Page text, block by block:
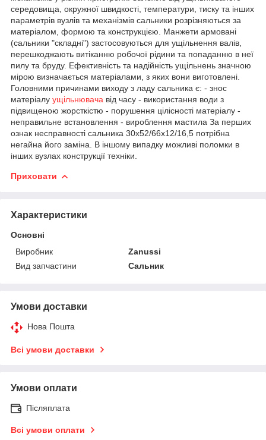
середовища, окружної швидкості, температури, тиску та інших
параметрів вузлів та механізмів сальники розрізняються за
матеріалом, формою та конструкцією. Манжети армовані
(сальники "складні") застосовуються для ущільнення валів,
перешкоджають витіканню робочої рідини та попаданню в неї
пилу та бруду. Ефективність та надійність ущільнень значною
мірою визначається матеріалами, з яких вони виготовлені.
Головними причинами виходу з ладу сальника є: - знос
матеріалу ущільнювача від часу - використання води з
підвищеною жорсткістю - порушення цілісності матеріалу -
неправильне встановлення - вироблення мастила За перших
ознак несправності сальника 30х52/66х12/16,5 потрібна
негайна його заміна. В іншому випадку можливі поломки в
інших вузлах конструкції техніки.
Приховати
Характеристики
Основні
Виробник
Zanussi
Вид запчастини
Сальник
Умови доставки
Нова Пошта
Всі умови доставки
Умови оплати
Післяплата
Всі умови оплати